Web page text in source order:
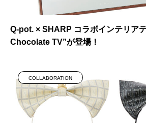
Q-pot. × SHARP コラボインテリア
Chocolate TV”が登場！
COLLABORATION